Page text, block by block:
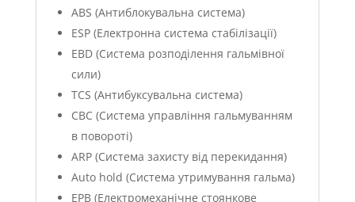
ABS (Антиблокувальна система)
ESP (Електронна система стабілізації)
EBD (Система розподілення гальмівної
сили)
TCS (Антибуксувальна система)
CBC (Система управління гальмуванням
в повороті)
ARP (Система захисту від перекидання)
Auto hold (Система утримування гальма)
EPB (Електромеханічне стоянкове